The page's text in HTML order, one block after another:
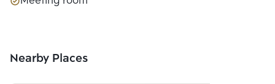
Nearby Places